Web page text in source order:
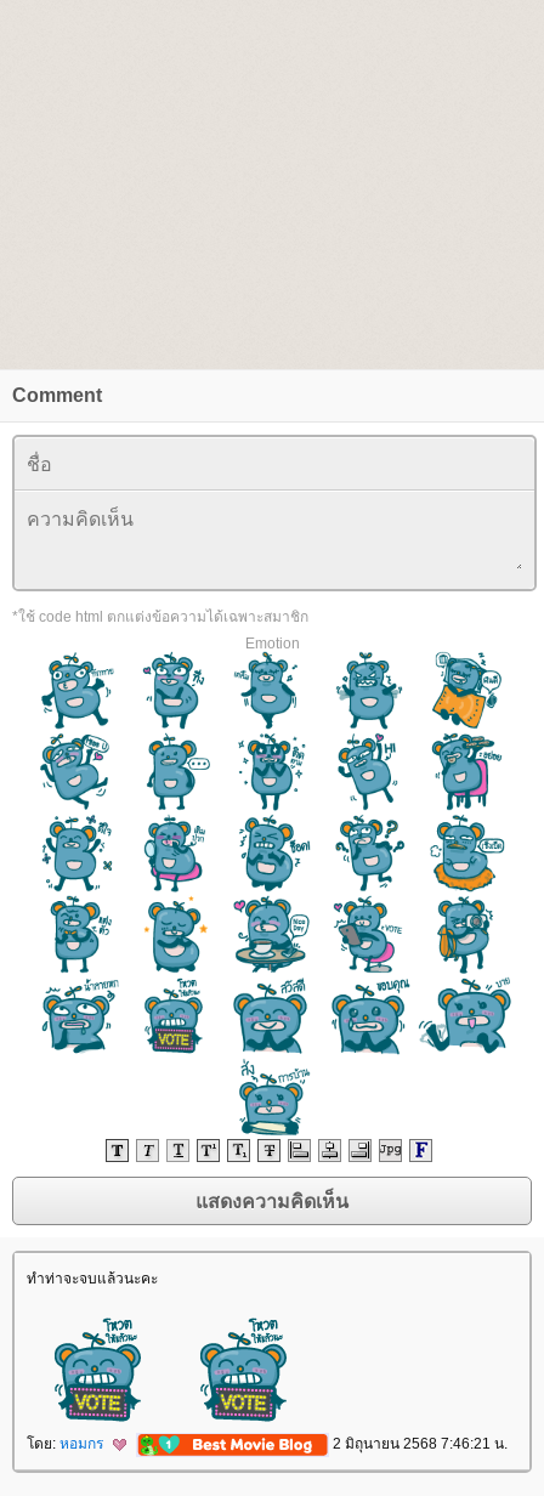
Comment
*ใช้ code html ตกแต่งข้อความได้เฉพาะสมาชิก
Emotion
ทำท่าจะจบแล้วนะคะ
ดย: หอมกร 2 มิถุนายน 2568 7:46:21 น.